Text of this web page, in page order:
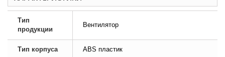
Тип
продукции
Вентилятор
Тип корпуса ABS пластик